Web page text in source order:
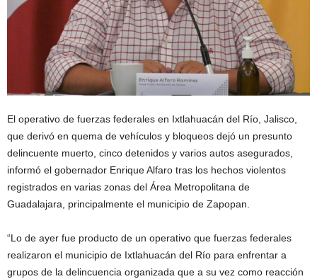
El operativo de fuerzas federales en Ixtlahuacán del Río, Jalisco,
que derivó en quema de vehículos y bloqueos dejó un presunto
delincuente muerto, cinco detenidos y varios autos asegurados,
informó el gobernador Enrique Alfaro tras los hechos violentos
registrados en varias zonas del Área Metropolitana de
Guadalajara, principalmente el municipio de Zapopan.
“Lo de ayer fue producto de un operativo que fuerzas federales
realizaron el municipio de Ixtlahuacán del Río para enfrentar a
grupos de la delincuencia organizada que a su vez como reacción